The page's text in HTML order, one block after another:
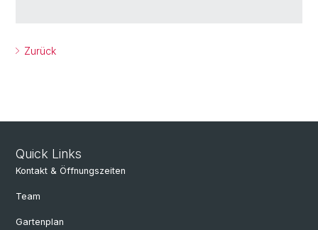
Zurück
Quick Links
Kontakt & Öffnungszeiten
Team
Gartenplan